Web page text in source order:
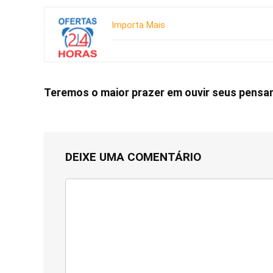
Importa Mais
Teremos o maior prazer em ouvir seus
DEIXE UMA COMENTÁRIO